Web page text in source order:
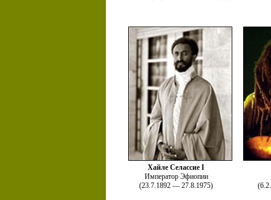
Хайле Селассие I
Император Эфиопии
(23.7.1892 — 27.8.1975)